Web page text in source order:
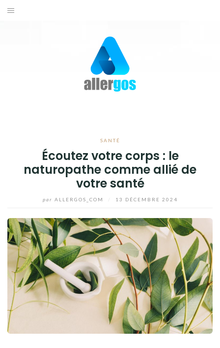
Aller
SANTÉ
Écoutez votre corps : le
naturopathe comme allié de
votre santé
par ALLERGOS_COM 13 DÉCEMBRE 2024